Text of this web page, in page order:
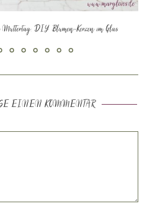
Muttertag: DIY Blumen-Kerzen im Glas
EINEN KOMMENTAR